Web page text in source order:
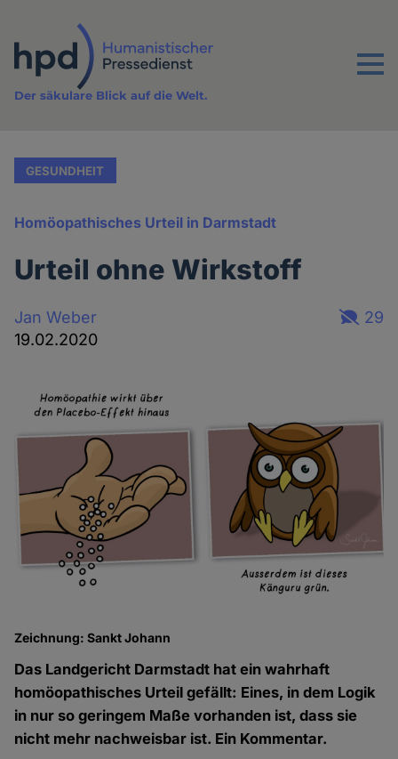
Inhalt
Menu
Der säkulare Blick auf die Welt.
GESUNDHEIT
Homöopathisches Urteil in Darmstadt
Urteil ohne Wirkstoff
Jan Weber
19.02.2020
29
Zeichnung: Sankt Johann
Das Landgericht Darmstadt hat ein wahrhaft
homöopathisches Urteil gefällt: Eines, in dem Logik
in nur so geringem Maße vorhanden ist, dass sie
nicht mehr nachweisbar ist. Ein Kommentar.